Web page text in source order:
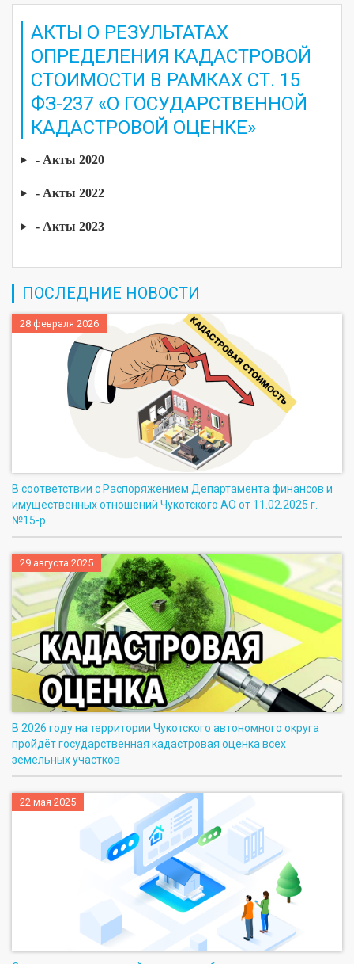
АКТЫ О РЕЗУЛЬТАТАХ
ОПРЕДЕЛЕНИЯ КАДАСТРОВОЙ
СТОИМОСТИ В РАМКАХ СТ. 15
ФЗ-237 «О ГОСУДАРСТВЕННОЙ
КАДАСТРОВОЙ ОЦЕНКЕ»
- Акты 2020
- Акты 2022
- Акты 2023
ПОСЛЕДНИЕ НОВОСТИ
28 февраля 2026
В соответствии с Распоряжением Департамента финансов и
имущественных отношений Чукотского АО от 11.02.2025 г.
№15-р
29 августа 2025
В 2026 году на территории Чукотского автономного округа
пройдёт государственная кадастровая оценка всех
земельных участков
22 мая 2025